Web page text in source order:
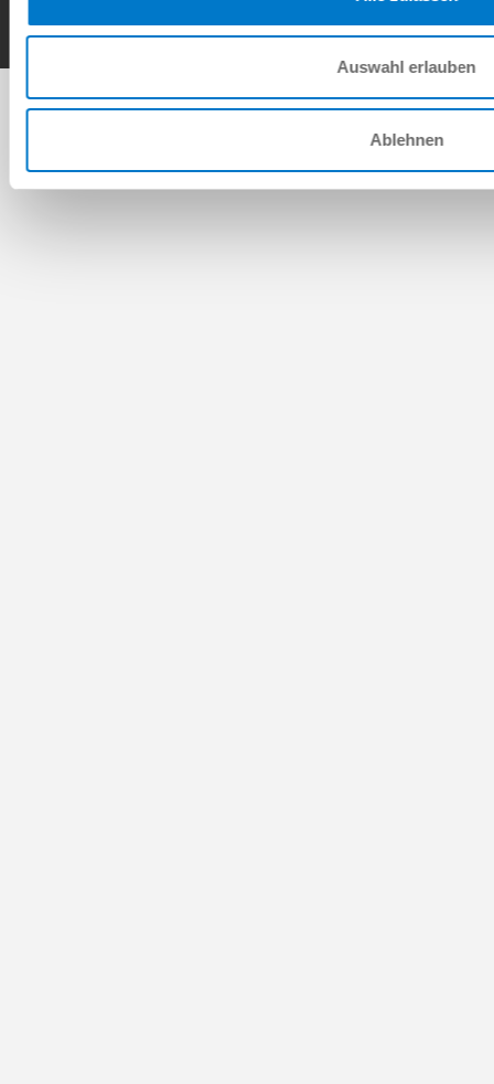
Auswahl erlauben
Ablehnen